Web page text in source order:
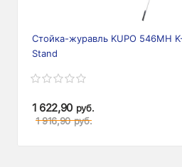
Стойка-журавль KUPO 546MH
Stand
1 622,90 руб.
1 916,90 руб.